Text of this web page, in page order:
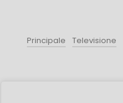
Principale Televisione